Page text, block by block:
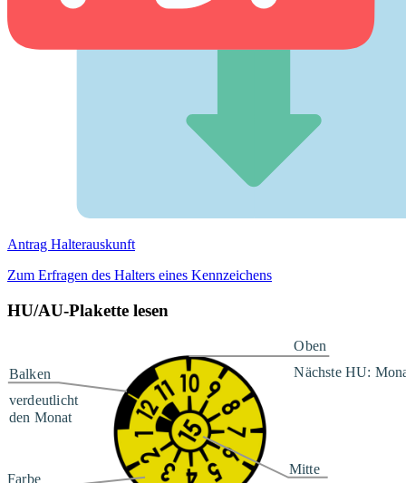
Antrag Halterauskunft
Zum Erfragen des Halters eines Kennzeichens
HU/AU-Plakette lesen